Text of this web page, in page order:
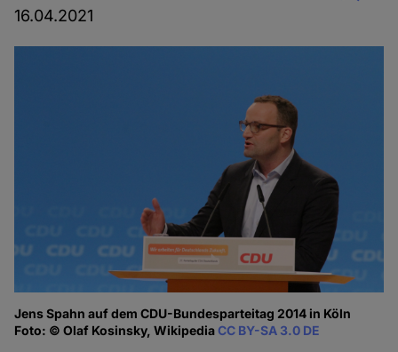
16.04.2021
Jens Spahn auf dem CDU-Bundesparteitag 2014 in Köln
Foto: © Olaf Kosinsky, WikipediaCC BY-SA 3.0 DE